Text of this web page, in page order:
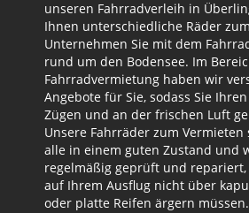
unseren Fahrradverleih in
Ihnen unterschiedliche Räder
Unternehmen Sie mit dem
rund um den Bodensee. Im
Fahrradvermietung haben wir
Angebote für Sie, sodass Sie
Zügen und an der frischen Luft
Unsere Fahrräder zum
alle in einem guten Zustand und
regelmäßig geprüft und repariert,
auf Ihrem Ausflug nicht über
oder platte Reifen ärgern müssen.